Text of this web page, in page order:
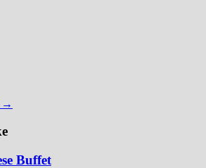
→
Buffet